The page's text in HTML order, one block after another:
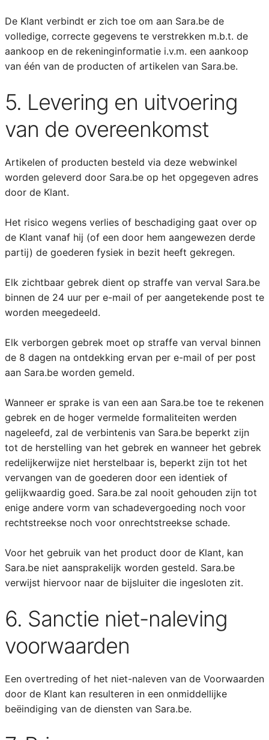
De Klant verbindt er zich toe om aan Sara.be de
volledige, correcte gegevens te verstrekken m.b.t. de
aankoop en de rekeninginformatie i.v.m. een aankoop
van één van de producten of artikelen van Sara.be.
5. Levering en uitvoering
van de overeenkomst
Artikelen of producten besteld via deze webwinkel
worden geleverd door Sara.be op het opgegeven adres
door de Klant.
Het risico wegens verlies of beschadiging gaat over op
de Klant vanaf hij (of een door hem aangewezen derde
partij) de goederen fysiek in bezit heeft gekregen.
Elk zichtbaar gebrek dient op straffe van verval Sara.be
binnen de 24 uur per e-mail of per aangetekende post te
worden meegedeeld.
Elk verborgen gebrek moet op straffe van verval binnen
de 8 dagen na ontdekking ervan per e-mail of per post
aan Sara.be worden gemeld.
Wanneer er sprake is van een aan Sara.be toe te rekenen
gebrek en de hoger vermelde formaliteiten werden
nageleefd, zal de verbintenis van Sara.be beperkt zijn
tot de herstelling van het gebrek en wanneer het gebrek
redelijkerwijze niet herstelbaar is, beperkt zijn tot het
vervangen van de goederen door een identiek of
gelijkwaardig goed. Sara.be zal nooit gehouden zijn tot
enige andere vorm van schadevergoeding noch voor
rechtstreekse noch voor onrechtstreekse schade.
Voor het gebruik van het product door de Klant, kan
Sara.be niet aansprakelijk worden gesteld. Sara.be
verwijst hiervoor naar de bijsluiter die ingesloten zit.
6. Sanctie niet-naleving
voorwaarden
Een overtreding of het niet-naleven van de Voorwaarden
door de Klant kan resulteren in een onmiddellijke
beëindiging van de diensten van Sara.be.